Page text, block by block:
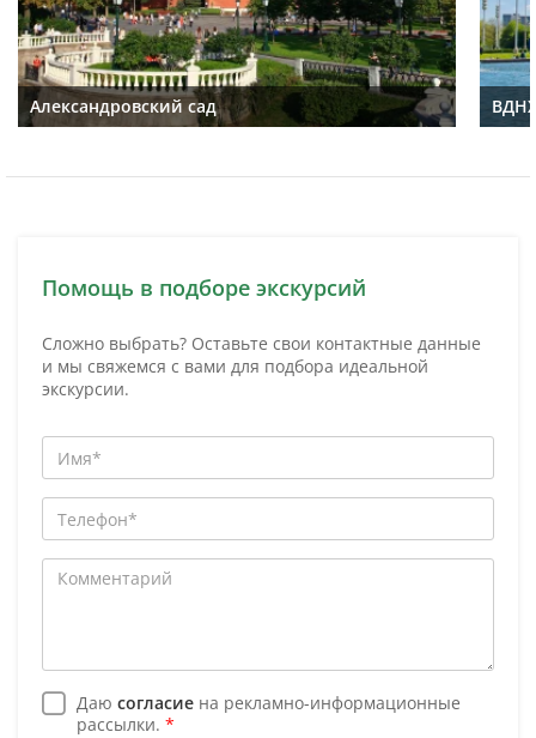
Александровский сад
Помощь в подборе экскурсий
Сложно выбрать? Оставьте свои контактные данные
и мы свяжемся с вами для подбора идеальной
экскурсии.
Даю согласие на рекламно-информационные
рассылки. *